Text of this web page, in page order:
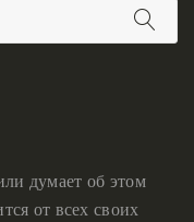
думает об этом
от всех своих